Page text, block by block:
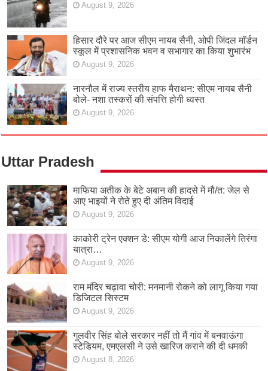
August 9, 2026
हिसार दौरे पर आज सीएम नायब सैनी, ओपी जिंदल मॉर्डन
स्कूल में प्रशासनिक भवन व सभागार का किया शुभारंभ
August 9, 2026
नारनौल में राज्य स्तरीय हाफ मैराथन: सीएम नायब सैनी
बोले- नशा तस्करों की संपत्ति होगी ध्वस्त
August 9, 2026
Uttar Pradesh
माफिया अतीक के बेटे अबान की हादसे में मौ/त: जेल से
आए भाइयों ने रोते हुए दी अंतिम विदाई
August 9, 2026
काकोरी ट्रेन एक्शन डे: सीएम योगी आज निकालेंगे तिरंगा
यात्रा…
August 9, 2026
राम मंदिर चढ़ावा चोरी: मनमानी रोकने को लागू किया गया
डिजिटल सिस्टम
August 9, 2026
गुलवीर सिंह बोले सरकार नहीं तो मैं गांव में बनवाऊंगा
स्टेडियम, एमएलसी ने उसे खारिज कराने की दी धमकी
August 8, 2026